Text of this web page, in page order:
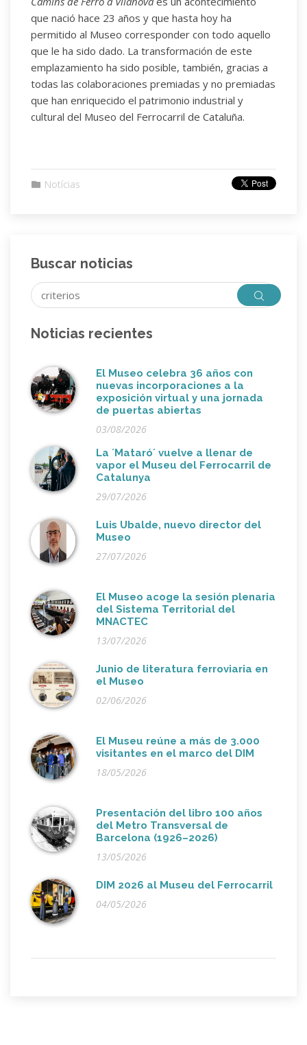
que nació hace 23 años y que hasta hoy ha
permitido al Museo corresponder con todo aquello
que le ha sido dado. La transformación de este
emplazamiento ha sido posible, también, gracias a
todas las colaboraciones premiadas y no premiadas
que han enriquecido el patrimonio industrial y
cultural del Museo del Ferrocarril de Cataluña.
Notícias
Buscar noticias
Noticias recientes
El Museo celebra 36 años con
nuevas incorporaciones a la
exposición virtual y una jornada
de puertas abiertas
03/08/2026
La ´Mataró´ vuelve a llenar de
vapor el Museu del Ferrocarril de
Catalunya
29/07/2026
Luis Ubalde, nuevo director del
Museo
27/07/2026
El Museo acoge la sesión plenaria
del Sistema Territorial del
MNACTEC
13/07/2026
Junio de literatura ferroviaria en
el Museo
02/06/2026
El Museu reúne a más de 3.000
visitantes en el marco del DIM
18/05/2026
Presentación del libro 100 años
del Metro Transversal de
Barcelona (1926–2026)
13/05/2026
DIM 2026 al Museu del Ferrocarril
04/05/2026